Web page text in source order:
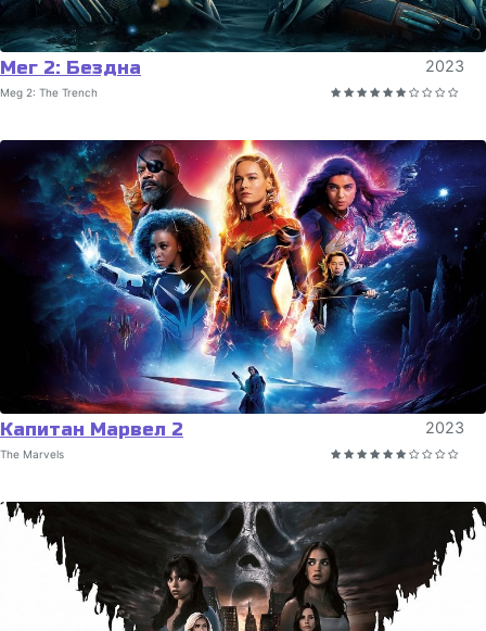
Мег 2: Бездна 2023
Meg 2: The Trench
Капитан Марвел 2 2023
The Marvels